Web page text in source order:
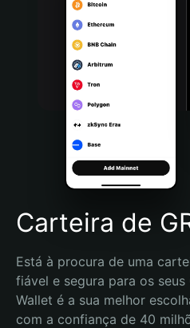
Português (Portugal)
Bahasa Indonesia
Português (Brasil)
Español (Argentina)
Carteira de
Está à procura de uma
fiável e segura para os seus
Wallet é a sua melhor
com a confiança de 40